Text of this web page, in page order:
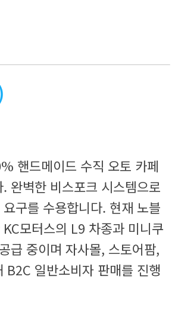
핸드메이드 수직 오토 카페
완벽한 비스포크 시스템으로
구를 수용합니다. 현재 노블
모터스의 L9 차종과 미니쿠
급 중이며 자사몰, 스토어팜,
B2C 일반소비자 판매를 진행